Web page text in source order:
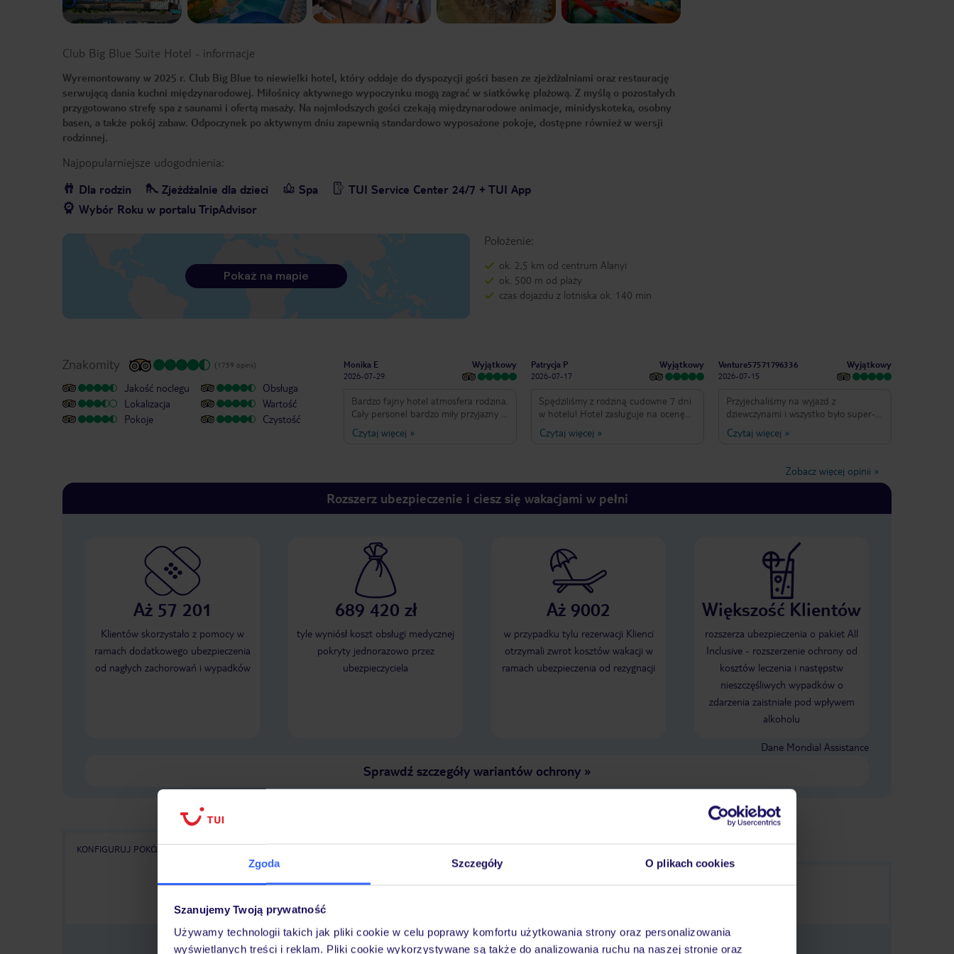
Zgoda Szczegóły O plikach cookies
Szanujemy Twoją prywatność
Używamy technologii takich jak pliki cookie w celu poprawy komfortu użytkowania strony oraz personalizowania
wyświetlanych treści i reklam. Pliki cookie wykorzystywane są także do analizowania ruchu na naszej stronie oraz
Club Big Blue Suite Hotel - informacje
Wyremontowany w 2025 r. Club Big Blue to niewielki hotel, który oddaje do dyspozycji gości basen ze zjeżdżalniami oraz restaurację
serwującą dania kuchni międzynarodowej. Miłośnicy aktywnego wypoczynku mogą zagrać w siatkówkę plażową. Z myślą o pozostałych
przygotowano strefę spa z saunami i ofertą masaży. Na najmłodszych gości czekają międzynarodowe animacje, minidyskoteka, osobny
basen, a także pokój zabaw. Odpoczynek po aktywnym dniu zapewnią standardowo wyposażone pokoje, dostępne również w wersji
rodzinnej.
Najpopularniejsze udogodnienia:
Dla rodzin
Zjeżdżalnie dla dzieci Spa
TUI Service Center 24/7 + TUI App
Wybór Roku w portalu TripAdvisor
Położenie:
ok. 2,5 km od centrum Alanyi
ok. 500 m od plaży
czas dojazdu z lotniska ok. 140 min
Pokaż na mapie
Znakomity (1759 opinii)
Jakość noclegu
Lokalizacja
Pokoje
Obsługa
Wartość
Czystość
Monika E
2026-07-29
Wyjątkowy
Bardzo fajny hotel atmosfera rodzina.
Cały personel bardzo miły przyjazny i
pomocny. Super jedzonko.
Pozdrawiamy również
Czytaj więcej »
Patrycja P
2026-07-17
Wyjątkowy
Spędziliśmy z rodziną cudowne 7 dni
w hotelu! Hotel zasługuje na ocenę
10/10 :) Od samego zameldowania, aż
po wymeldowanie obsługa na
leżaków, lokalizacja blisko centrum
Alanya, a do plaży pare minutek
orkiestra! Zawsze uśmiechnięty,
pomocny i chętny do rozmowy :)
Osman z działu animacji to również
cudowny człowiek w tym miejscu. Na
pewno jak będzie okazja to wrócimy w
to miejsce! :)
Czytaj więcej »
Venture57571796336
2026-07-15
Wyjątkowy
Przyjechaliśmy na wyjazd z
dziewczynami i wszystko było super-
bardzo nam się podobało, zwłaszcza
kadra animatorów: Havva z klubu dla
z zaangażowaniem i pasją podchodzą
do swojej pracy. Najbardziej podobała
pomagali. Bardzo polecam!
Czytaj więcej »
Zobacz więcej opinii »
Rozszerz ubezpieczenie i ciesz się wakacjami w pełni
Aż 57 201
Klientów skorzystało z pomocy w
ramach dodatkowego ubezpieczenia
od nagłych zachorowań i wypadków
689 420 zł
tyle wyniósł koszt obsługi medycznej
pokryty jednorazowo przez
ubezpieczyciela
Aż 9002
w przypadku tylu rezerwacji Klienci
otrzymali zwrot kosztów wakacji w
ramach ubezpieczenia od rezygnacji
Większość Klientów
rozszerza ubezpieczenia o pakiet All
Inclusive - rozszerzenie ochrony od
kosztów leczenia i następstw
nieszczęśliwych wypadków o
zdarzenia zaistniałe pod wpływem
alkoholu
Dane Mondial Assistance
Sprawdź szczegóły wariantów ochrony»
KONFIGURUJ POKÓJ